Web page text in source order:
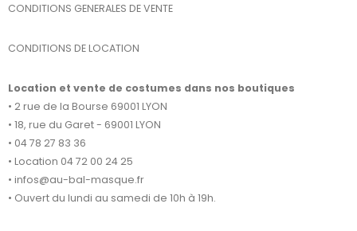
CONDITIONS GENERALES DE VENTE
CONDITIONS DE LOCATION
Location et vente de costumes dans nos boutiques
• 2 rue de la Bourse 69001 LYON
• 18, rue du Garet - 69001 LYON
• 04 78 27 83 36
• Location 04 72 00 24 25
• infos@au-bal-masque.fr
• Ouvert du lundi au samedi de 10h à 19h.